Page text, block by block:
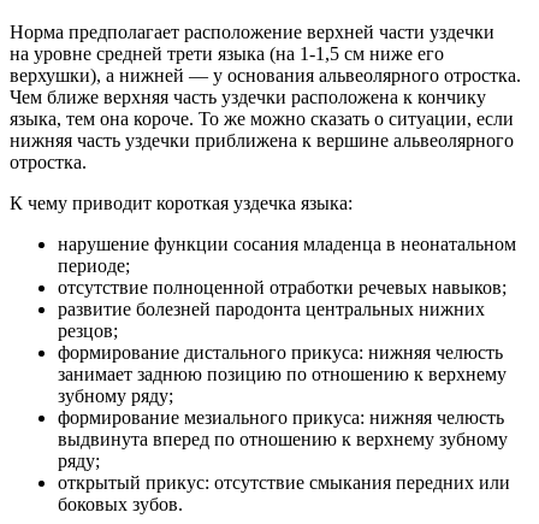
Норма предполагает расположение верхней части уздечки
на уровне средней трети языка (на 1-1,5 см ниже его
верхушки), а нижней — у основания альвеолярного отростка.
Чем ближе верхняя часть уздечки расположена к кончику
языка, тем она короче. То же можно сказать о ситуации, если
нижняя часть уздечки приближена к вершине альвеолярного
отростка.
К чему приводит короткая уздечка языка:
нарушение функции сосания младенца в неонатальном
периоде;
отсутствие полноценной отработки речевых навыков;
развитие болезней пародонта центральных нижних
резцов;
формирование дистального прикуса: нижняя челюсть
занимает заднюю позицию по отношению к верхнему
зубному ряду;
формирование мезиального прикуса: нижняя челюсть
выдвинута вперед по отношению к верхнему зубному
ряду;
открытый прикус: отсутствие смыкания передних или
боковых зубов.